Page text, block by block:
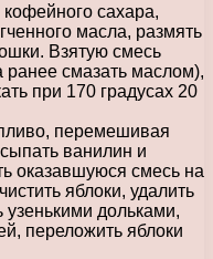
сахара,
масла, размять
Взятую смесь
смазать маслом),
при 170 градусах 20
перемешивая
ванилин и
оказавшуюся смесь на
яблоки, удалить
узенькими дольками,
переложить яблоки